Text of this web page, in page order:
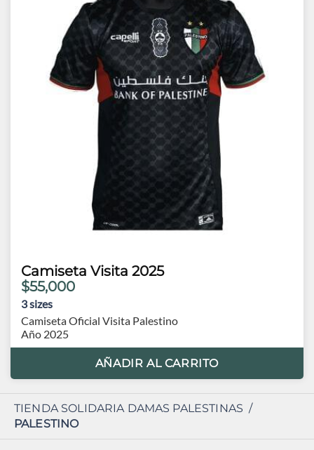
Camiseta Visita 2025
$55,000
3sizes
Camiseta Oficial Visita Palestino
Año 2025
AÑADIR AL CARRITO
TIENDA SOLIDARIA DAMAS PALESTINAS /
PALESTINO